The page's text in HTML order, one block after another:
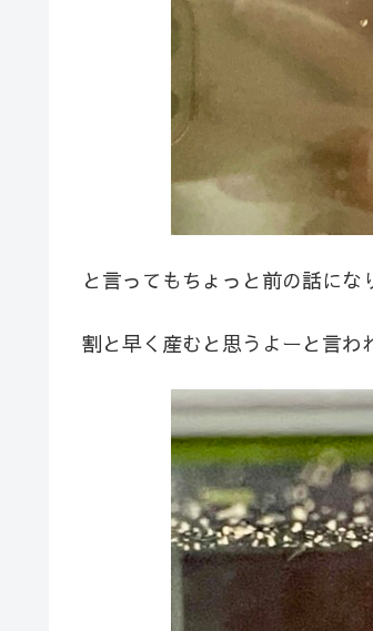
と言ってもちょっと前の話に
割と早く産むと思うよーと言わ